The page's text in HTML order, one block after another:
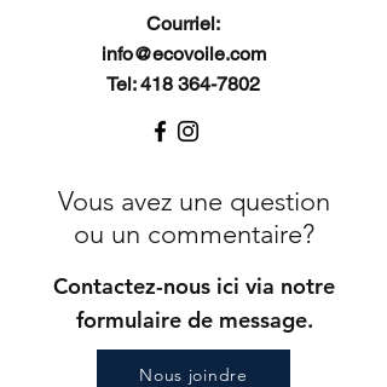
Courriel:
info@ecovoile.com
Tel: 418 364-7802
Vous avez une question
ou un commentaire?
Contactez-nous ici via notre
formulaire de message.
Nous joindre